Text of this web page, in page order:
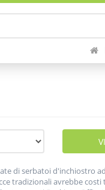
di serbatoi d'inchiostro
tradizionali avrebbe